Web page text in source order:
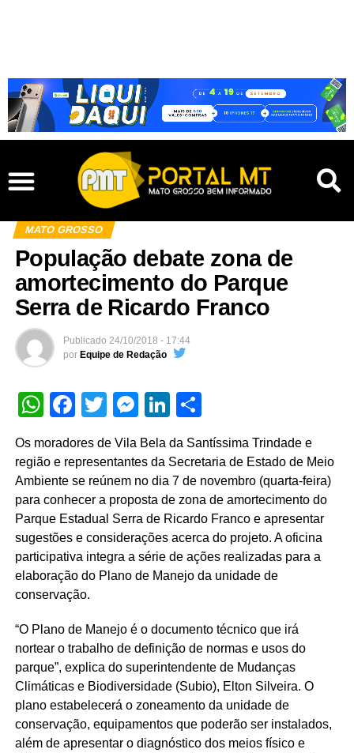
MATO GROSSO
População debate zona de
amortecimento do Parque
Serra de Ricardo Franco
Publicado 24/10/2018 - 17:44
por Equipe de Redação
WhatsApp
Facebook
TwitterMessenger
LinkedIn
Os moradores de Vila Bela da Santíssima Trindade e
região e representantes da Secretaria de Estado de Meio
Ambiente se reúnem no dia 7 de novembro (quarta-feira)
para conhecer a proposta de zona de amortecimento do
Parque Estadual Serra de Ricardo Franco e apresentar
sugestões e considerações acerca do projeto. A oficina
participativa integra a série de ações realizadas para a
elaboração do Plano de Manejo da unidade de
conservação.
“O Plano de Manejo é o documento técnico que irá
nortear o trabalho de definição de normas e usos do
parque”, explica do superintendente de Mudanças
Climáticas e Biodiversidade (Subio), Elton Silveira. O
plano estabelecerá o zoneamento da unidade de
conservação, equipamentos que poderão ser instalados,
além de apresentar o diagnóstico dos meios físico e